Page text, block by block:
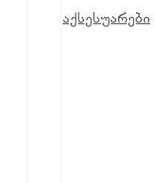
აქსესუარები